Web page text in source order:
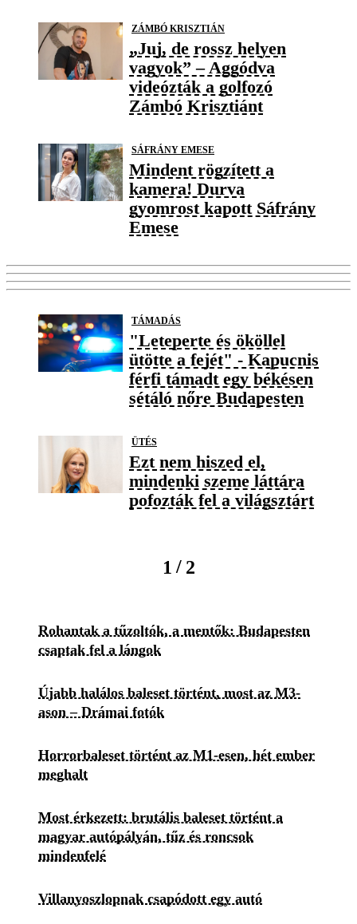
ZÁMBÓ KRISZTIÁN
„Juj, de rossz helyen
vagyok” – Aggódva
videózták a golfozó
Zámbó Krisztiánt
SÁFRÁNY EMESE
Mindent rögzített a
kamera! Durva
gyomrost kapott Sáfrány
Emese
TÁMADÁS
"Leteperte és ököllel
ütötte a fejét" - Kapucnis
férfi támadt egy békésen
sétáló nőre Budapesten
ÜTÉS
Ezt nem hiszed el,
mindenki szeme láttára
pofozták fel a világsztárt
1 / 2
Rohantak a tűzoltók, a mentők: Budapesten
csaptak fel a lángok
Újabb halálos baleset történt, most az M3-
ason – Drámai fotók
Horrorbaleset történt az M1-esen, hét ember
meghalt
Most érkezett: brutális baleset történt a
magyar autópályán, tűz és roncsok
mindenfelé
Villanyoszlopnak csapódott egy autó